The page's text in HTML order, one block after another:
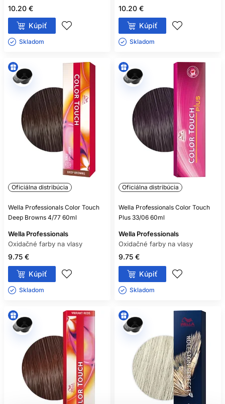
10.20 €
Kúpiť
Skladom ㅤ
10.20 €
Kúpiť
Skladom ㅤ
Oficiálna distribúcia
Wella Professionals Color Touch
Deep Browns 4/77 60ml
Wella Professionals
Oxidačné farby na vlasy
9.75 €
Kúpiť
Skladom ㅤ
Oficiálna distribúcia
Wella Professionals Color Touch
Plus 33/06 60ml
Wella Professionals
Oxidačné farby na vlasy
9.75 €
Kúpiť
Skladom ㅤ